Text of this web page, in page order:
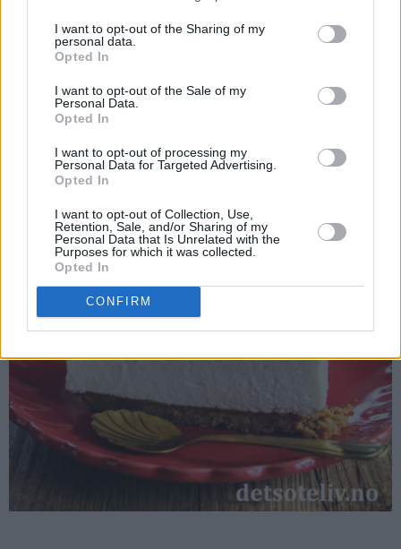
I want to opt-out of the Sharing of my
personal data.
Opted In
I want to opt-out of the Sale of my
Personal Data.
Opted In
I want to opt-out of processing my
Personal Data for Targeted Advertising.
Opted In
I want to opt-out of Collection, Use,
Retention, Sale, and/or Sharing of my
Personal Data that Is Unrelated with the
Purposes for which it was collected.
Opted In
CONFIRM